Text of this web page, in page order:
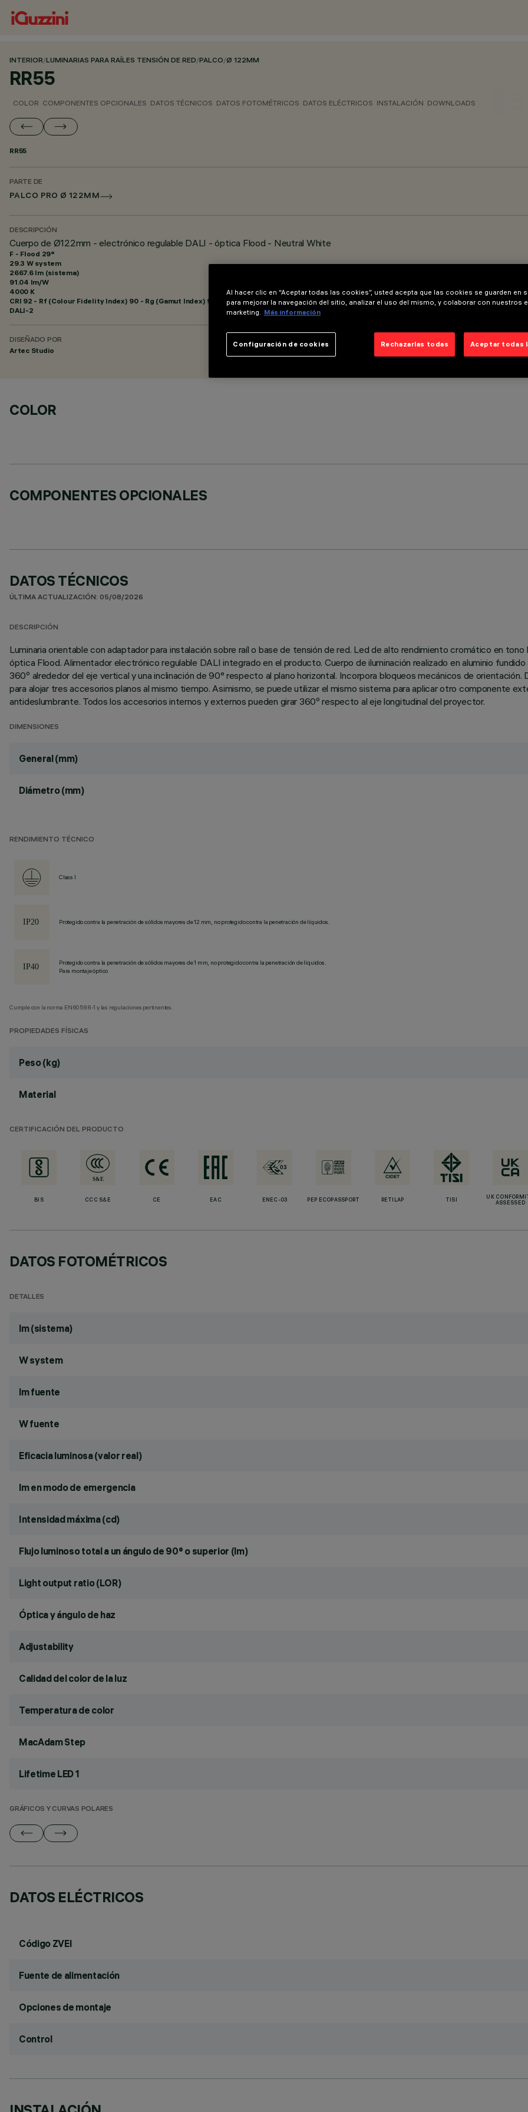
INTERIOR/LUMINARIAS PARA RAÍLES TENSIÓN DE RED/PALCO/Ø 122MM
RR55
COLOR COMPONENTES OPCIONALES DATOS TÉCNICOS DATOS FOTOMÉTRICOS DATOS ELÉCTRICOS INSTALACIÓN DOWNLOADS
RR55
PARTE DE
PALCO PRO Ø 122MM
DESCRIPCIÓN
Cuerpo de Ø122mm - electrónico regulable DALI - óptica Flood - Neutral White
F - Flood 29°
29.3 W system
2667.6 lm (sistema)
91.04 lm/W
4000 K
CRI 92 - Rf (Colour Fidelity Index) 90 - Rg (Gamut Index) 98
DALI-2
DISEÑADO POR
Artec Studio
COLOR
COMPONENTES OPCIONALES
DATOS TÉCNICOS
ÚLTIMA ACTUALIZACIÓN: 05/08/2026
DESCRIPCIÓN
Luminaria orientable con adaptador para instalación sobre raíl o base de tensión de red. Led de alto rendimiento cromático en
óptica Flood. Alimentador electrónico regulable DALI integrado en el producto. Cuerpo de iluminación realizado en aluminio
360º alrededor del eje vertical y una inclinación de 90° respecto al plano horizontal. Incorpora bloqueos mecánicos de orientación.
para alojar tres accesorios planos al mismo tiempo. Asimismo, se puede utilizar el mismo sistema para aplicar otro componente
antideslumbrante. Todos los accesorios internos y externos pueden girar 360º respecto al eje longitudinal del proyector.
DIMENSIONES
General (mm)
Diámetro (mm)
RENDIMIENTO TÉCNICO
Class I
Protegido contra la penetración de sólidos mayores de 12 mm, no protegido contra la penetración de líquidos.
Protegido contra la penetración de sólidos mayores de 1 mm, no protegido contra la penetración de líquidos.
Para montaje óptico
Cumple con la norma EN60598-1 y las regulaciones pertinentes.
PROPIEDADES FÍSICAS
Peso (kg)
Material
CERTIFICACIÓN DEL PRODUCTO
BIS CCC S&E CE EAC ENEC-03 PEP ECOPASSPORT RETILAP TISI
UK
ASSESSED
DATOS FOTOMÉTRICOS
DETALLES
lm (sistema)
W system
lm fuente
W fuente
Eficacia luminosa (valor real)
lm en modo de emergencia
Intensidad máxima (cd)
Flujo luminoso total a un ángulo de 90° o superior (lm)
Light output ratio (LOR)
Óptica y ángulo de haz
Adjustability
Calidad del color de la luz
Temperatura de color
MacAdam Step
Lifetime LED 1
GRÁFICOS Y CURVAS POLARES
DATOS ELÉCTRICOS
Código ZVEI
Fuente de alimentación
Opciones de montaje
Control
Al hacer clic en “Aceptar todas las cookies”, usted acepta que las cookies se guarden en
para mejorar la navegación del sitio, analizar el uso del mismo, y colaborar con nuestros
marketing. Más información
Rechazarlas todas Aceptar todas
Configuración de cookies